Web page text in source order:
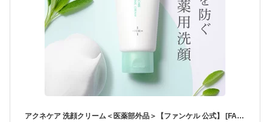
アクネケア 洗顔クリーム＜医薬部外品＞【ファンケル 公式】 [FANCL 洗顔 無添加 ニキビ予防 洗顔フォーム 洗顔料 毛穴 スキンケア ニキビケア にきび フェイスウォッシュ 洗顔石鹸 毛穴ケア 思春期 大人ニキビ 角栓 肌荒れ